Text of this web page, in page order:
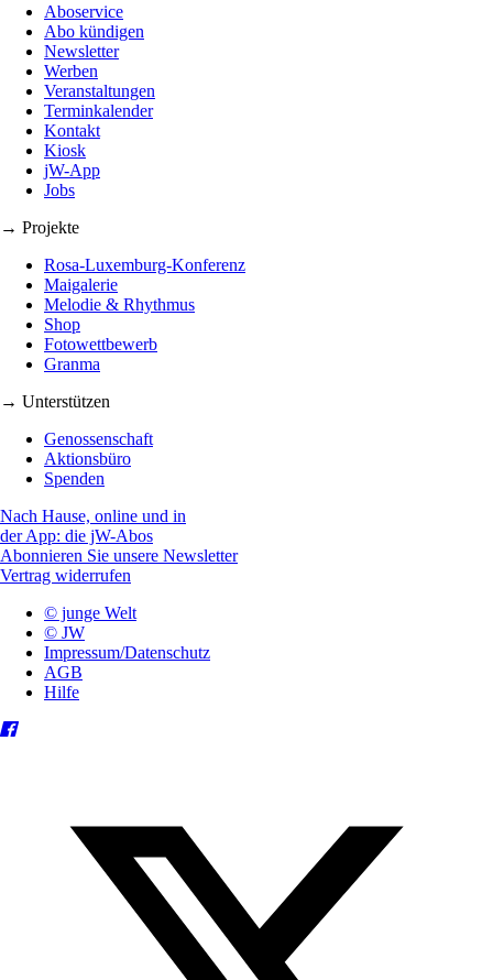
Aboservice
Abo kündigen
Newsletter
Werben
Veranstaltungen
Terminkalender
Kontakt
Kiosk
jW-App
Jobs
→ Projekte
Rosa-Luxemburg-Konferenz
Maigalerie
Melodie & Rhythmus
Shop
Fotowettbewerb
Granma
→ Unterstützen
Genossenschaft
Aktionsbüro
Spenden
Nach Hause, online und in
der App: die jW-Abos
Abonnieren Sie unsere Newsletter
Vertrag widerrufen
© junge Welt
© JW
Impressum/Datenschutz
AGB
Hilfe